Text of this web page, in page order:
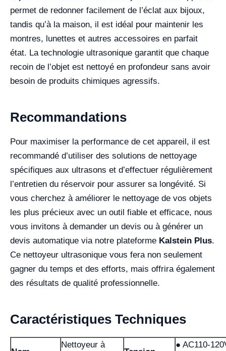
permet de redonner facilement de l’éclat aux bijoux,
tandis qu’à la maison, il est idéal pour maintenir les
montres, lunettes et autres accessoires en parfait
état. La technologie ultrasonique garantit que chaque
recoin de l’objet est nettoyé en profondeur sans avoir
besoin de produits chimiques agressifs.
Recommandations
Pour maximiser la performance de cet appareil, il est
recommandé d’utiliser des solutions de nettoyage
spécifiques aux ultrasons et d’effectuer régulièrement
l’entretien du réservoir pour assurer sa longévité. Si
vous cherchez à améliorer le nettoyage de vos objets
les plus précieux avec un outil fiable et efficace, nous
vous invitons à demander un devis ou à générer un
devis automatique via notre plateforme Kalstein Plus.
Ce nettoyeur ultrasonique vous fera non seulement
gagner du temps et des efforts, mais offrira également
des résultats de qualité professionnelle.
Caractéristiques Techniques
Nettoyeur à
● AC110-